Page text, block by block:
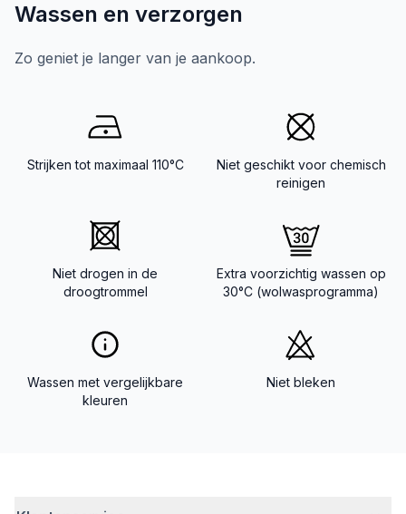
Wassen en verzorgen
Zo geniet je langer van je aankoop.
Strijken tot maximaal 110°C
Niet geschikt voor chemisch
reinigen
Niet drogen in de
droogtrommel
Extra voorzichtig wassen op
30°C (wolwasprogramma)
Wassen met vergelijkbare
kleuren
Niet bleken